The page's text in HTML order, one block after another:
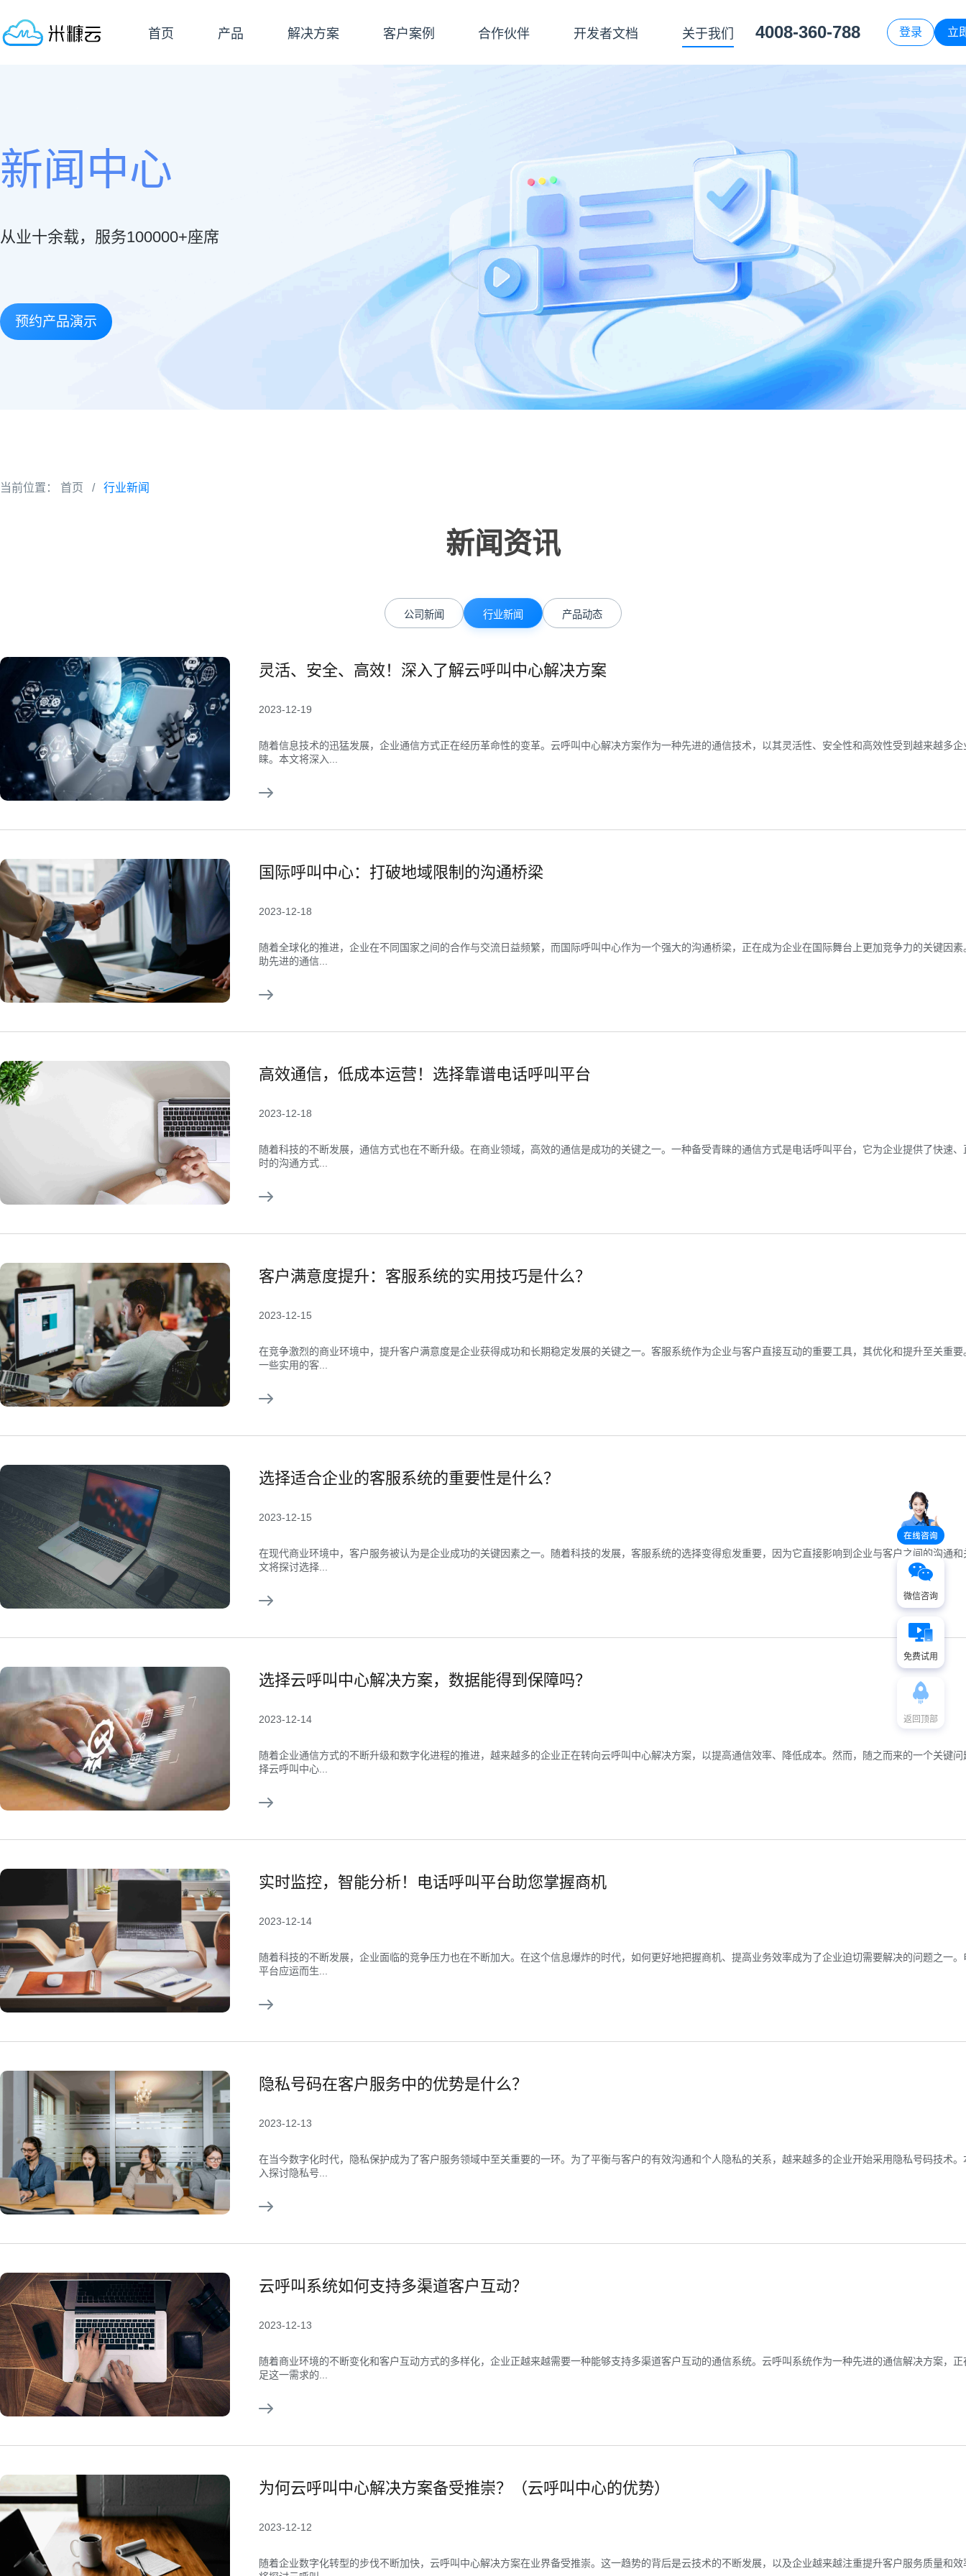
首页 产品 解决方案 客户案例 合作伙伴 开发者文档 关于我们 4008-360-788 登录 立
新闻中心
从业十余载，服务100000+座席
预约产品演示
当前位置： 首页 / 行业新闻
新闻资讯
公司新闻 行业新闻 产品动态
灵活、安全、高效！深入了解云呼叫中心解决方案
2023-12-19
随着信息技术的迅猛发展，企业通信方式正在经历革命性的变革。云呼叫中心解决方案作为一种先进的通信技术，以其灵活性、安全性和高效性受到越来越多企
睐。本文将深入...
国际呼叫中心：打破地域限制的沟通桥梁
2023-12-18
随着全球化的推进，企业在不同国家之间的合作与交流日益频繁，而国际呼叫中心作为一个强大的沟通桥梁，正在成为企业在国际舞台上更加竞争力的关键因素
助先进的通信...
高效通信，低成本运营！选择靠谱电话呼叫平台
2023-12-18
随着科技的不断发展，通信方式也在不断升级。在商业领域，高效的通信是成功的关键之一。一种备受青睐的通信方式是电话呼叫平台，它为企业提供了快速、
时的沟通方式...
客户满意度提升：客服系统的实用技巧是什么？
2023-12-15
在竞争激烈的商业环境中，提升客户满意度是企业获得成功和长期稳定发展的关键之一。客服系统作为企业与客户直接互动的重要工具，其优化和提升至关重要
一些实用的客...
选择适合企业的客服系统的重要性是什么？
2023-12-15
在现代商业环境中，客户服务被认为是企业成功的关键因素之一。随着科技的发展，客服系统的选择变得愈发重要，因为它直接影响到企业与客户之间的沟通和
文将探讨选择...
选择云呼叫中心解决方案，数据能得到保障吗？
2023-12-14
随着企业通信方式的不断升级和数字化进程的推进，越来越多的企业正在转向云呼叫中心解决方案，以提高通信效率、降低成本。然而，随之而来的一个关键问
择云呼叫中心...
实时监控，智能分析！电话呼叫平台助您掌握商机
2023-12-14
随着科技的不断发展，企业面临的竞争压力也在不断加大。在这个信息爆炸的时代，如何更好地把握商机、提高业务效率成为了企业迫切需要解决的问题之一。
平台应运而生...
隐私号码在客户服务中的优势是什么？
2023-12-13
在当今数字化时代，隐私保护成为了客户服务领域中至关重要的一环。为了平衡与客户的有效沟通和个人隐私的关系，越来越多的企业开始采用隐私号码技术。
入探讨隐私号...
云呼叫系统如何支持多渠道客户互动？
2023-12-13
随着商业环境的不断变化和客户互动方式的多样化，企业正越来越需要一种能够支持多渠道客户互动的通信系统。云呼叫系统作为一种先进的通信解决方案，正
足这一需求的...
为何云呼叫中心解决方案备受推崇？（云呼叫中心的优势）
2023-12-12
随着企业数字化转型的步伐不断加快，云呼叫中心解决方案在业界备受推崇。这一趋势的背后是云技术的不断发展，以及企业越来越注重提升客户服务质量和效
微信咨询
免费试用
返回顶部